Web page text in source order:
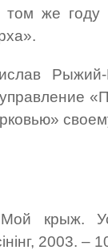
том же
крыж.
2003. –